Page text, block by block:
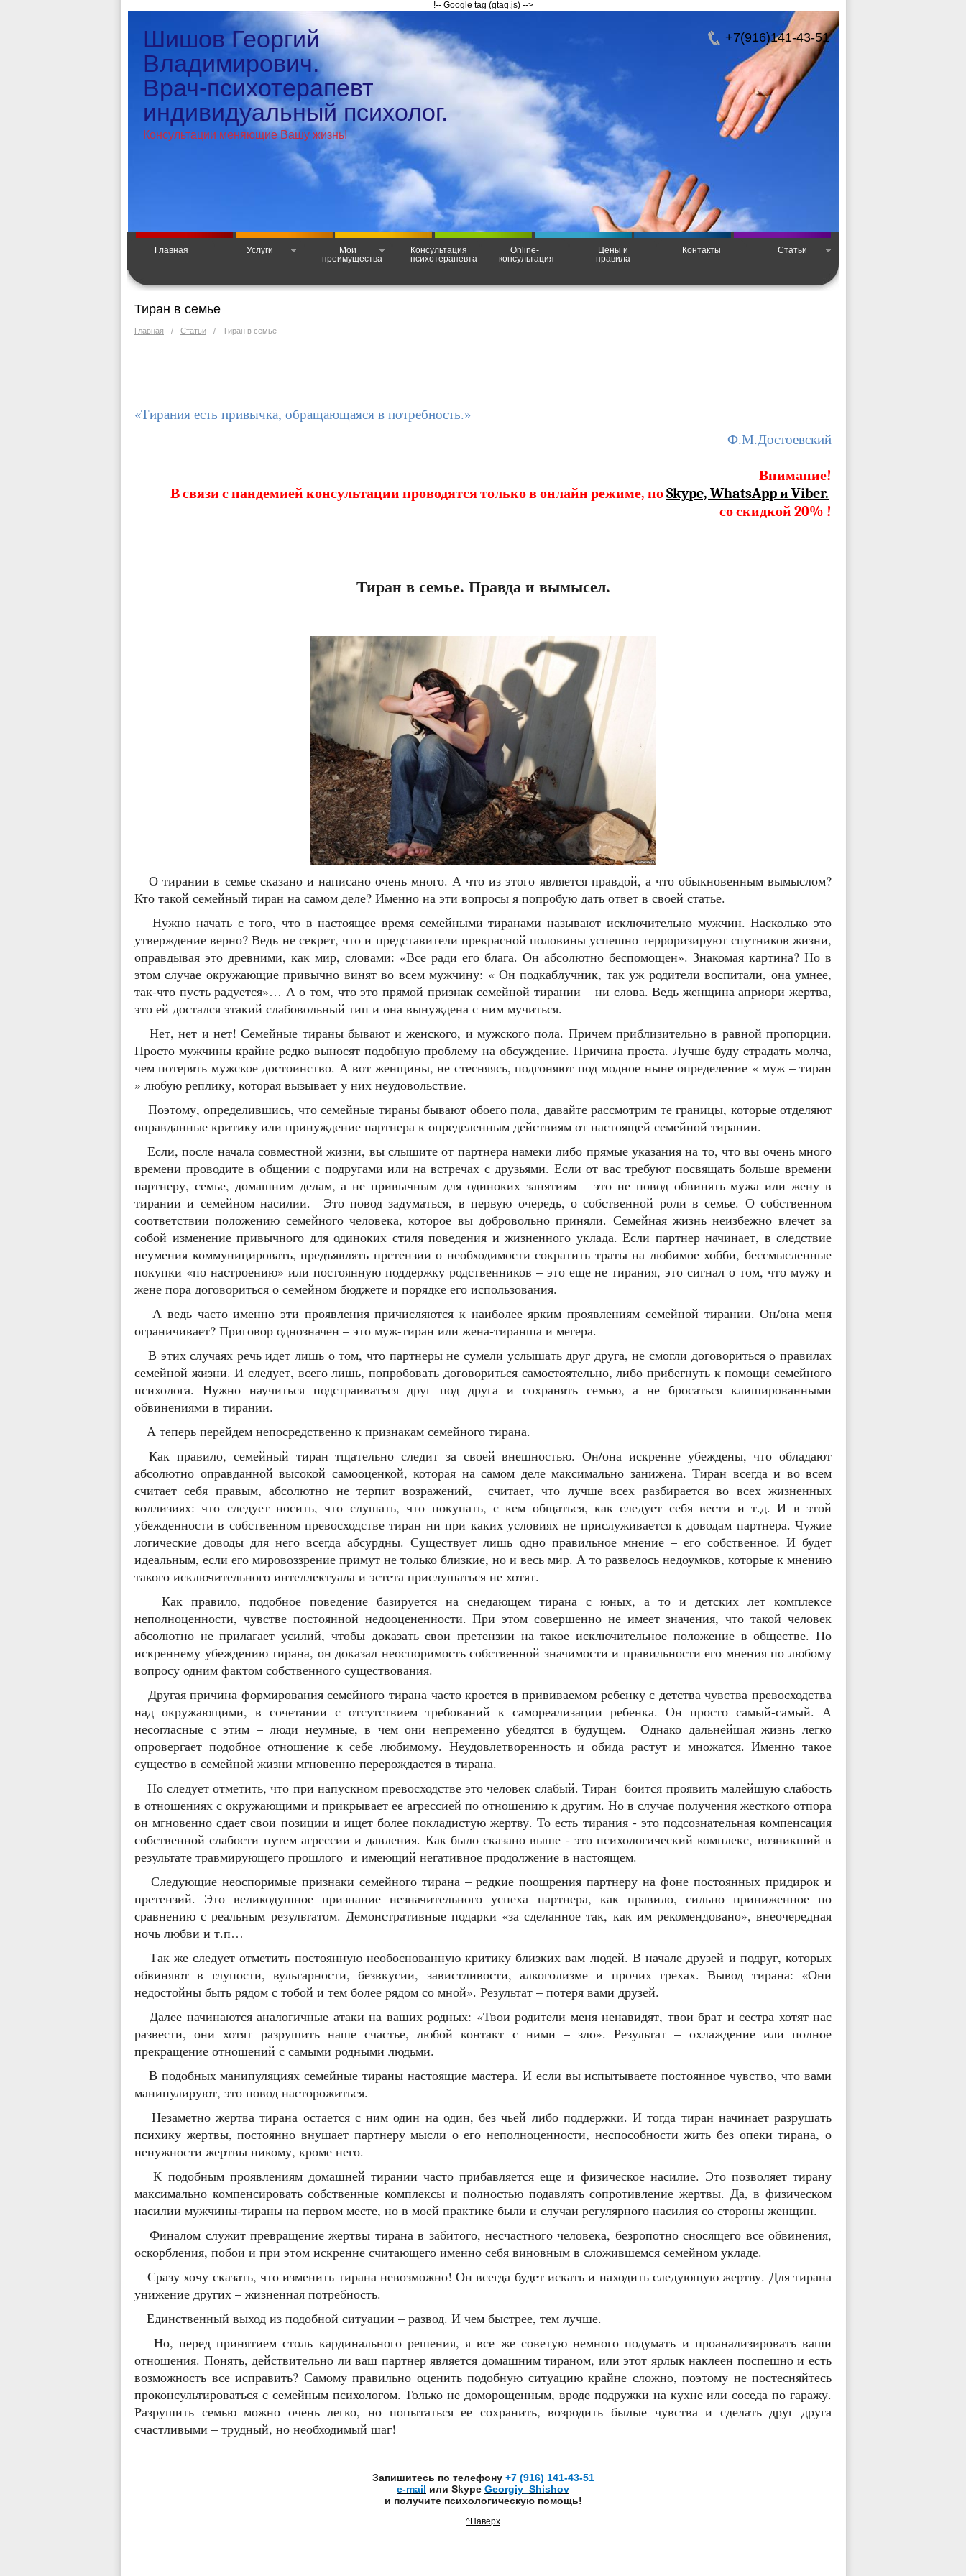
!-- Google tag (gtag.js) -->
Шишов Георгий
Владимирович.
Врач-психотерапевт
индивидуальный психолог.
Консультации меняющие Вашу жизнь!
+7(916)141-43-51
Главная Услуги
Мои
преимущества
Консультация
психотерапевта
Online-
консультация
Цены и
правила
Контакты Статьи
Тиран в семье
Главная / Статьи / Тиран в семье
«Тирания есть привычка, обращающаяся в потребность.»
Ф.М.Достоевский
Внимание!
В связи с пандемией консультации проводятся только в онлайн режиме, поSkype, WhatsApp и Viber.
со скидкой 20% !
Тиран в семье. Правда и вымысел.
О тирании в семье сказано и написано очень много. А что из этого является правдой, а что обыкновенным вымыслом?
Кто такой семейный тиран на самом деле? Именно на эти вопросы я попробую дать ответ в своей статье.
Нужно начать с того, что в настоящее время семейными тиранами называют исключительно мужчин. Насколько это
утверждение верно? Ведь не секрет, что и представители прекрасной половины успешно терроризируют спутников жизни,
оправдывая это древними, как мир, словами: «Все ради его блага. Он абсолютно беспомощен». Знакомая картина? Но в
этом случае окружающие привычно винят во всем мужчину: « Он подкаблучник, так уж родители воспитали, она умнее,
так-что пусть радуется»… А о том, что это прямой признак семейной тирании – ни слова. Ведь женщина априори жертва,
это ей достался этакий слабовольный тип и она вынуждена с ним мучиться.
Нет, нет и нет! Семейные тираны бывают и женского, и мужского пола. Причем приблизительно в равной пропорции.
Просто мужчины крайне редко выносят подобную проблему на обсуждение. Причина проста. Лучше буду страдать молча,
чем потерять мужское достоинство. А вот женщины, не стесняясь, подгоняют под модное ныне определение « муж – тиран
» любую реплику, которая вызывает у них неудовольствие.
Поэтому, определившись, что семейные тираны бывают обоего пола, давайте рассмотрим те границы, которые отделяют
оправданные критику или принуждение партнера к определенным действиям от настоящей семейной тирании.
Если, после начала совместной жизни, вы слышите от партнера намеки либо прямые указания на то, что вы очень много
времени проводите в общении с подругами или на встречах с друзьями. Если от вас требуют посвящать больше времени
партнеру, семье, домашним делам, а не привычным для одиноких занятиям – это не повод обвинять мужа или жену в
тирании и семейном насилии. Это повод задуматься, в первую очередь, о собственной роли в семье. О собственном
соответствии положению семейного человека, которое вы добровольно приняли. Семейная жизнь неизбежно влечет за
собой изменение привычного для одиноких стиля поведения и жизненного уклада. Если партнер начинает, в следствие
неумения коммуницировать, предъявлять претензии о необходимости сократить траты на любимое хобби, бессмысленные
покупки «по настроению» или постоянную поддержку родственников – это еще не тирания, это сигнал о том, что мужу и
жене пора договориться о семейном бюджете и порядке его использования.
А ведь часто именно эти проявления причисляются к наиболее ярким проявлениям семейной тирании. Он/она меня
ограничивает? Приговор однозначен – это муж-тиран или жена-тиранша и мегера.
В этих случаях речь идет лишь о том, что партнеры не сумели услышать друг друга, не смогли договориться о правилах
семейной жизни. И следует, всего лишь, попробовать договориться самостоятельно, либо прибегнуть к помощи семейного
психолога. Нужно научиться подстраиваться друг под друга и сохранять семью, а не бросаться клишированными
обвинениями в тирании.
А теперь перейдем непосредственно к признакам семейного тирана.
Как правило, семейный тиран тщательно следит за своей внешностью. Он/она искренне убеждены, что обладают
абсолютно оправданной высокой самооценкой, которая на самом деле максимально занижена. Тиран всегда и во всем
считает себя правым, абсолютно не терпит возражений, считает, что лучше всех разбирается во всех жизненных
коллизиях: что следует носить, что слушать, что покупать, с кем общаться, как следует себя вести и т.д. И в этой
убежденности в собственном превосходстве тиран ни при каких условиях не прислуживается к доводам партнера. Чужие
логические доводы для него всегда абсурдны. Существует лишь одно правильное мнение – его собственное. И будет
идеальным, если его мировоззрение примут не только близкие, но и весь мир. А то развелось недоумков, которые к мнению
такого исключительного интеллектуала и эстета прислушаться не хотят.
Как правило, подобное поведение базируется на снедающем тирана с юных, а то и детских лет комплексе
неполноценности, чувстве постоянной недооцененности. При этом совершенно не имеет значения, что такой человек
абсолютно не прилагает усилий, чтобы доказать свои претензии на такое исключительное положение в обществе. По
искреннему убеждению тирана, он доказал неоспоримость собственной значимости и правильности его мнения по любому
вопросу одним фактом собственного существования.
Другая причина формирования семейного тирана часто кроется в прививаемом ребенку с детства чувства превосходства
над окружающими, в сочетании с отсутствием требований к самореализации ребенка. Он просто самый-самый. А
несогласные с этим – люди неумные, в чем они непременно убедятся в будущем. Однако дальнейшая жизнь легко
опровергает подобное отношение к себе любимому. Неудовлетворенность и обида растут и множатся. Именно такое
существо в семейной жизни мгновенно перерождается в тирана.
Но следует отметить, что при напускном превосходстве это человек слабый. Тиран боится проявить малейшую слабость
в отношениях с окружающими и прикрывает ее агрессией по отношению к другим. Но в случае получения жесткого отпора
он мгновенно сдает свои позиции и ищет более покладистую жертву. То есть тирания - это подсознательная компенсация
собственной слабости путем агрессии и давления. Как было сказано выше - это психологический комплекс, возникший в
результате травмирующего прошлого и имеющий негативное продолжение в настоящем.
Следующие неоспоримые признаки семейного тирана – редкие поощрения партнеру на фоне постоянных придирок и
претензий. Это великодушное признание незначительного успеха партнера, как правило, сильно приниженное по
сравнению с реальным результатом. Демонстративные подарки «за сделанное так, как им рекомендовано», внеочередная
ночь любви и т.п…
Так же следует отметить постоянную необоснованную критику близких вам людей. В начале друзей и подруг, которых
обвиняют в глупости, вульгарности, безвкусии, завистливости, алкоголизме и прочих грехах. Вывод тирана: «Они
недостойны быть рядом с тобой и тем более рядом со мной». Результат – потеря вами друзей.
Далее начинаются аналогичные атаки на ваших родных: «Твои родители меня ненавидят, твои брат и сестра хотят нас
развести, они хотят разрушить наше счастье, любой контакт с ними – зло». Результат – охлаждение или полное
прекращение отношений с самыми родными людьми.
В подобных манипуляциях семейные тираны настоящие мастера. И если вы испытываете постоянное чувство, что вами
манипулируют, это повод насторожиться.
Незаметно жертва тирана остается с ним один на один, без чьей либо поддержки. И тогда тиран начинает разрушать
психику жертвы, постоянно внушает партнеру мысли о его неполноценности, неспособности жить без опеки тирана, о
ненужности жертвы никому, кроме него.
К подобным проявлениям домашней тирании часто прибавляется еще и физическое насилие. Это позволяет тирану
максимально компенсировать собственные комплексы и полностью подавлять сопротивление жертвы. Да, в физическом
насилии мужчины-тираны на первом месте, но в моей практике были и случаи регулярного насилия со стороны женщин.
Финалом служит превращение жертвы тирана в забитого, несчастного человека, безропотно сносящего все обвинения,
оскорбления, побои и при этом искренне считающего именно себя виновным в сложившемся семейном укладе.
Сразу хочу сказать, что изменить тирана невозможно! Он всегда будет искать и находить следующую жертву. Для тирана
унижение других – жизненная потребность.
Единственный выход из подобной ситуации – развод. И чем быстрее, тем лучше.
Но, перед принятием столь кардинального решения, я все же советую немного подумать и проанализировать ваши
отношения. Понять, действительно ли ваш партнер является домашним тираном, или этот ярлык наклеен поспешно и есть
возможность все исправить? Самому правильно оценить подобную ситуацию крайне сложно, поэтому не постесняйтесь
проконсультироваться с семейным психологом. Только не доморощенным, вроде подружки на кухне или соседа по гаражу.
Разрушить семью можно очень легко, но попытаться ее сохранить, возродить былые чувства и сделать друг друга
счастливыми – трудный, но необходимый шаг!
Запишитесь по телефону +7 (916) 141-43-51
e-mail или Skype Georgiy_Shishov
и получите психологическую помощь!
^Наверх